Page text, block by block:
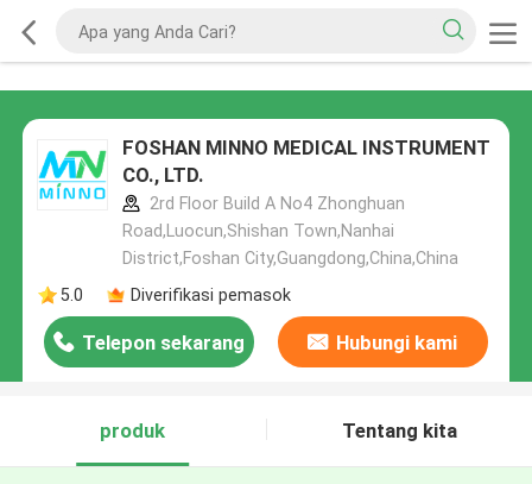
FOSHAN MINNO MEDICAL INSTRUMENT
CO., LTD.
2rd Floor Build A No4 Zhonghuan
Road,Luocun,Shishan Town,Nanhai
District,Foshan City,Guangdong,China,China
5.0
Diverifikasi pemasok
Telepon sekarang Hubungi kami
produk Tentang kita